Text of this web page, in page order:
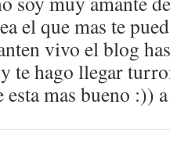
el que mas te
vivo el blog
te hago llegar
esta mas bueno :))